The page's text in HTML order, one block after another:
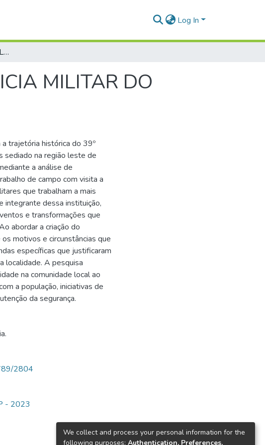
Log In
HISTORIA DO 39º BATALHÃO DE POLICIA MILITAR DO ESTADO DE GOIÁS
MILITAR DO
trajetória histórica do 39º
sediado na região leste de
a análise de
de campo com visita a
que trabalham a mais
integrante dessa instituição,
e transformações que
abordar a criação do
motivos e circunstâncias que
específicas que justificaram
localidade. A pesquisa
na comunidade local ao
a população, iniciativas de
da segurança.
2804
- 2023
We collect and process your personal information for the
following purposes: Authentication, Preferences,